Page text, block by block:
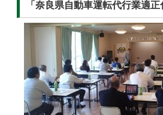
「奈良県自動車運転代行業適